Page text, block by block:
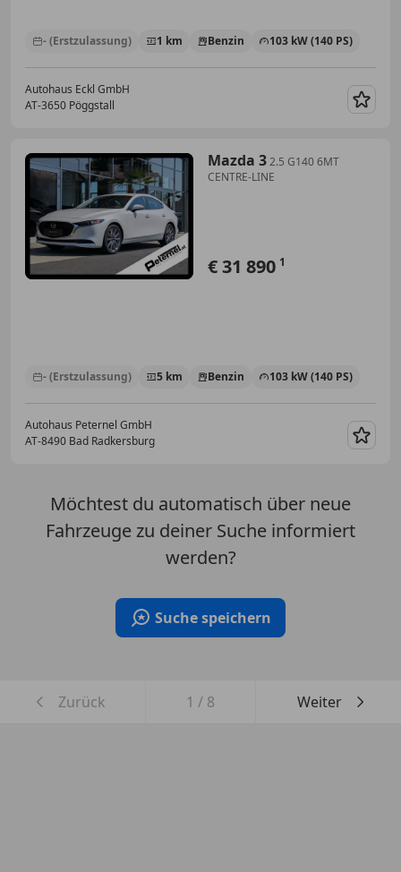
- (Erstzulassung) 1 km Benzin 103 kW (140 PS)
Autohaus Eckl GmbH
AT-3650 Pöggstall
Mazda 32.5 G140 6MT
CENTRE-LINE
€ 31 890 1
- (Erstzulassung) 5 km Benzin 103 kW (140 PS)
Autohaus Peternel GmbH
AT-8490 Bad Radkersburg
Möchtest du automatisch über neue
Fahrzeuge zu deiner Suche informiert
werden?
Suche speichern
Zurück 1 / 8 Weiter